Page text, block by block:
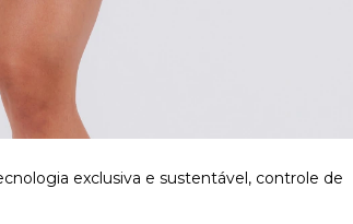
exclusiva e sustentável, controle de